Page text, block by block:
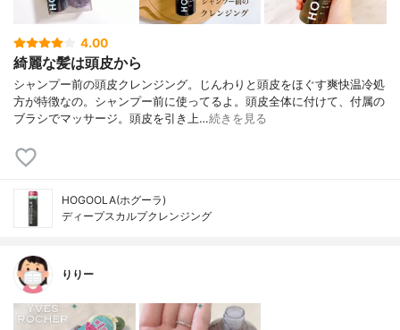
4.00
綺麗な髪は頭皮から
シャンプー前の頭皮クレンジング。じんわりと頭皮をほぐす爽快温冷処
方が特徴なの。シャンプー前に使ってるよ。頭皮全体に付けて、付属の
ブラシでマッサージ。頭皮を引き上…続きを見る
HOGOOLA(ホグーラ)
ディープスカルプクレンジング
りりー